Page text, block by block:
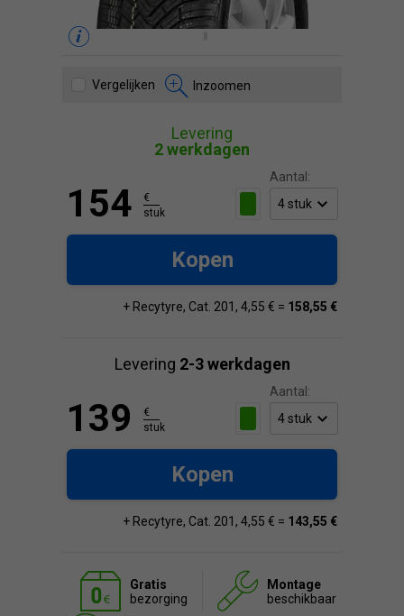
Vergelijken Inzoomen
Levering
2 werkdagen
Aantal:
154
€
stuk
Kopen
+ Recytyre, Cat. 201, 4,55 € = 158,55 €
Levering 2-3 werkdagen
Aantal:
139
€
stuk
Kopen
+ Recytyre, Cat. 201, 4,55 € = 143,55 €
Gratis
bezorging
Montage
beschikbaar